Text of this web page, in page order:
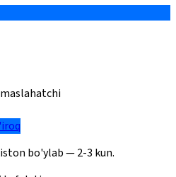
bo'ylab — 2-3 kun.